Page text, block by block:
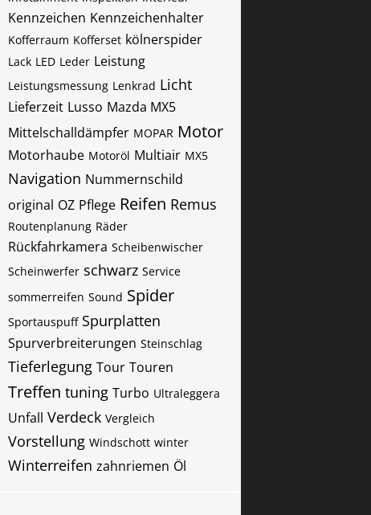
Kennzeichen Kennzeichenhalter
Kofferraum Kofferset kölnerspider
Lack LED Leder Leistung
Leistungsmessung Lenkrad Licht
Lieferzeit Lusso Mazda MX5
Mittelschalldämpfer MOPAR Motor
Motorhaube Motoröl Multiair MX5
Navigation Nummernschild
original OZ Pflege Reifen Remus
Routenplanung Räder
Rückfahrkamera Scheibenwischer
Scheinwerfer schwarz Service
sommerreifen Sound Spider
Sportauspuff Spurplatten
Spurverbreiterungen Steinschlag
Tieferlegung Tour Touren
Treffen tuning Turbo Ultraleggera
Unfall Verdeck Vergleich
Vorstellung Windschott winter
Winterreifen zahnriemen Öl